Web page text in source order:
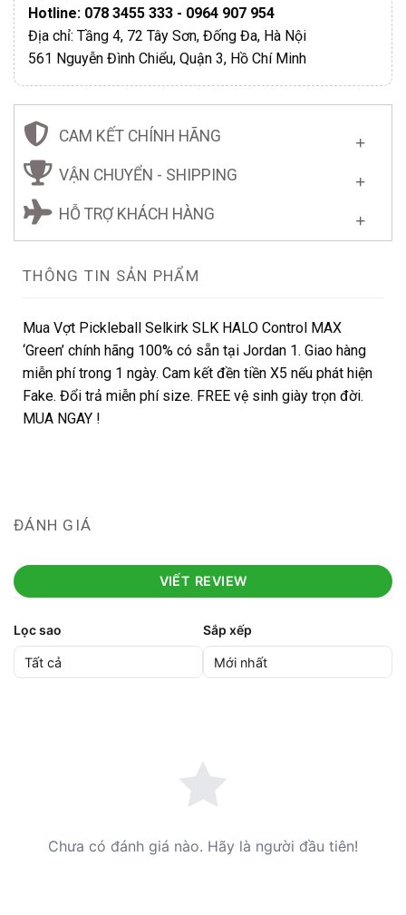
Hotline: 078 3455 333 - 0964 907 954
Địa chỉ: Tầng 4, 72 Tây Sơn, Đống Đa, Hà Nội
561 Nguyễn Đình Chiểu, Quận 3, Hồ Chí Minh
CAM KẾT CHÍNH HÃNG
VẬN CHUYỂN - SHIPPING
HỖ TRỢ KHÁCH HÀNG
THÔNG TIN SẢN PHẨM
Mua Vợt Pickleball Selkirk SLK HALO Control MAX
‘Green’ chính hãng 100% có sẵn tại Jordan 1. Giao hàng
miễn phí trong 1 ngày. Cam kết đền tiền X5 nếu phát hiện
Fake. Đổi trả miễn phí size. FREE vệ sinh giày trọn đời.
MUA NGAY !
ĐÁNH GIÁ
VIẾT REVIEW
Lọc sao Sắp xếp
Chưa có đánh giá nào. Hãy là người đầu tiên!